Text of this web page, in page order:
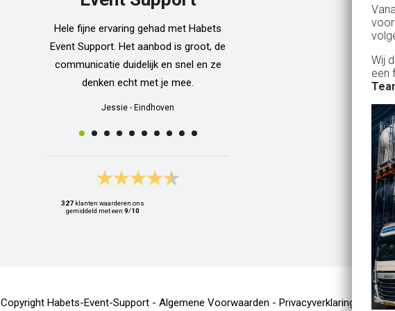
Hele fijne ervaring gehad met Habets
Event Support. Het aanbod is groot, de
communicatie duidelijk en snel en ze
denken echt met je mee.
Jessie - Eindhoven
dan een bar incl vaten bier en
wordt netjes voor ons neergezet.
doen als je een vat gaat
Alle spullen worden op maandag
weer netjes opgehaald ook al
dan weer thuis ;) In het warme
van 10 juli waren wij wederom
Geldrop en we hebben van het
het eind een heerlijk koud
gedronken! Top installatie !!
Hoogvliet Rotterdam
327klanten waarderen ons
gemiddeld met een 9/10
Copyright Habets-Event-Support - Algemene Voorwaarden - Privacyverklaring
voor
Wij
een